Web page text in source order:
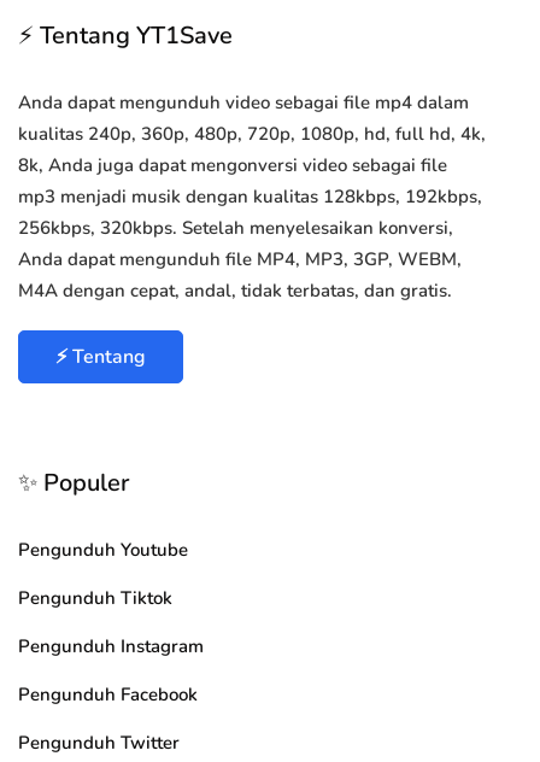
⚡ Tentang YT1Save
Anda dapat mengunduh video sebagai file mp4 dalam
kualitas 240p, 360p, 480p, 720p, 1080p, hd, full hd, 4k,
8k, Anda juga dapat mengonversi video sebagai file
mp3 menjadi musik dengan kualitas 128kbps, 192kbps,
256kbps, 320kbps. Setelah menyelesaikan konversi,
Anda dapat mengunduh file MP4, MP3, 3GP, WEBM,
M4A dengan cepat, andal, tidak terbatas, dan gratis.
⚡ Tentang
✨ Populer
Pengunduh Youtube
Pengunduh Tiktok
Pengunduh Instagram
Pengunduh Facebook
Pengunduh Twitter